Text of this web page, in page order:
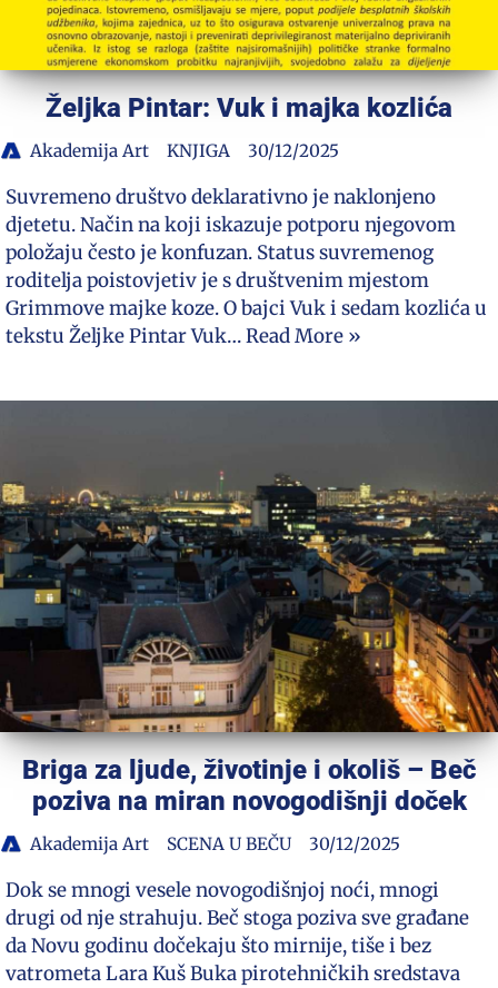
Željka Pintar: Vuk i majka kozlića
Akademija Art KNJIGA 30/12/2025
Suvremeno društvo deklarativno je naklonjeno
djetetu. Način na koji iskazuje potporu njegovom
položaju često je konfuzan. Status suvremenog
roditelja poistovjetiv je s društvenim mjestom
Grimmove majke koze. O bajci Vuk i sedam kozlića u
tekstu Željke Pintar Vuk…Read More »
Briga za ljude, životinje i okoliš – Beč
poziva na miran novogodišnji doček
Akademija Art SCENA U BEČU 30/12/2025
Dok se mnogi vesele novogodišnjoj noći, mnogi
drugi od nje strahuju. Beč stoga poziva sve građane
da Novu godinu dočekaju što mirnije, tiše i bez
vatrometa Lara Kuš Buka pirotehničkih sredstava